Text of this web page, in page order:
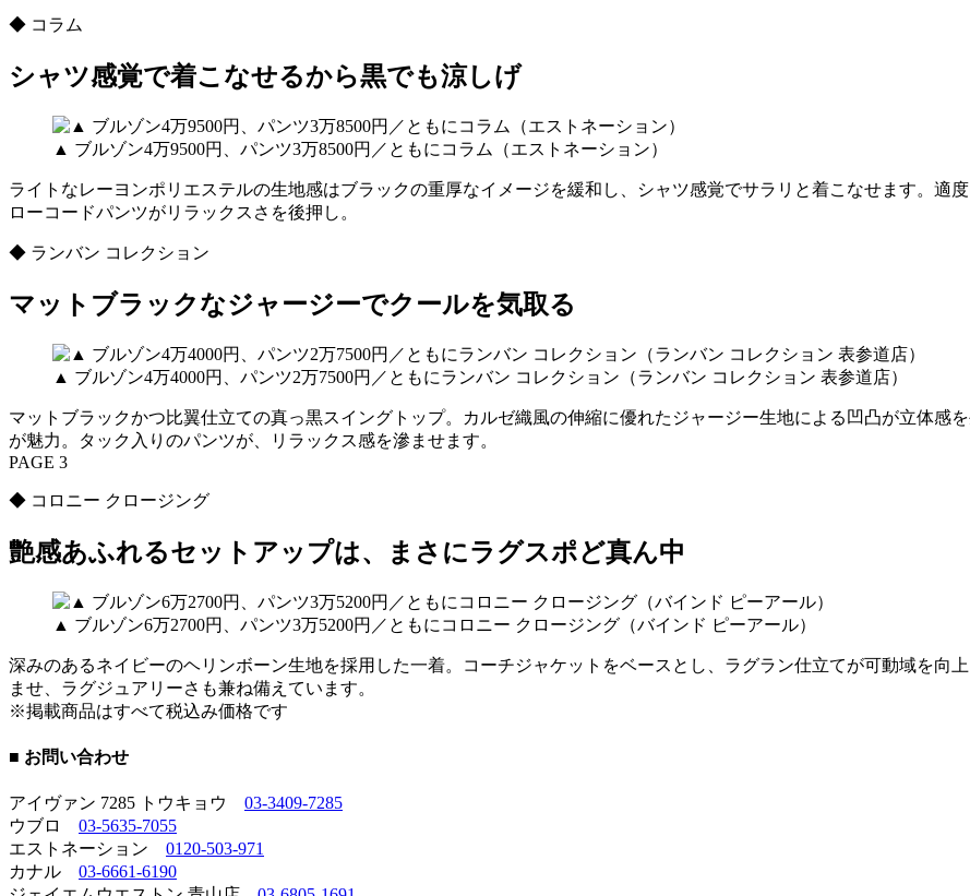
◆ コラム
シャツ感覚で着こなせるから黒でも涼しげ
▲ ブルゾン4万9500円、パンツ3万8500円／ともにコラム（エストネーション）
ライトなレーヨンポリエステルの生地感はブラックの重厚なイメージを緩和し、シャツ感覚でサラリと着こなせます。適
ローコードパンツがリラックスさを後押し。
◆ ランバン コレクション
マットブラックなジャージーでクールを気取る
▲ ブルゾン4万4000円、パンツ2万7500円／ともにランバン コレクション（ランバン コレクション 表参道店）
マットブラックかつ比翼仕立ての真っ黒スイングトップ。カルゼ織風の伸縮に優れたジャージー生地による凹凸が立体感
が魅力。タック入りのパンツが、リラックス感を滲ませます。
PAGE 3
◆ コロニー クロージング
艶感あふれるセットアップは、まさにラグスポど真ん中
▲ ブルゾン6万2700円、パンツ3万5200円／ともにコロニー クロージング（バインド ピーアール）
深みのあるネイビーのヘリンボーン生地を採用した一着。コーチジャケットをベースとし、ラグラン仕立てが可動域を向
ませ、ラグジュアリーさも兼ね備えています。
※掲載商品はすべて税込み価格です
■ お問い合わせ
アイヴァン 7285 トウキョウ 03-3409-7285
ウブロ 03-5635-7055
エストネーション 0120-503-971
カナル 03-6661-6190